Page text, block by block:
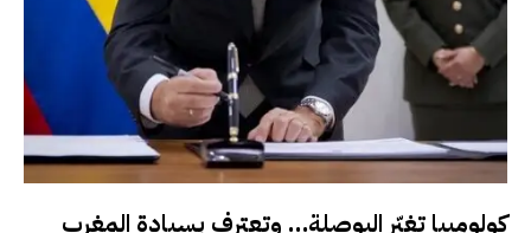
كولومبيا تغيّر البوصلة… وتعترف بسيادة المغرب